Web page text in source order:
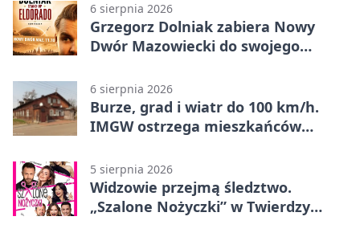
6 sierpnia 2026
Grzegorz Dolniak zabiera Nowy
Dwór Mazowiecki do swojego
6 sierpnia 2026
Burze, grad i wiatr do 100 km/h.
IMGW ostrzega mieszkańców
5 sierpnia 2026
Widzowie przejmą śledztwo.
„Szalone Nożyczki” w Twierdzy